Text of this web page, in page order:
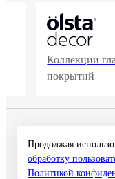
Коллекции
покрытий
Согласие
Продолжая
обработку
Политикой